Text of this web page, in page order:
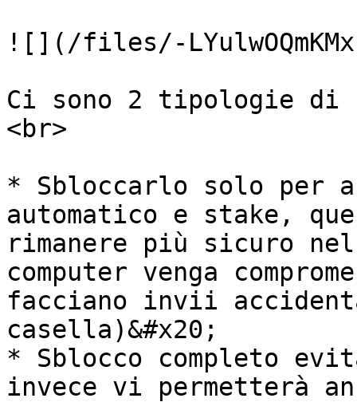
![](/files/-
Ci sono 2 tipologie di
<br>
* Sbloccarlo solo per
automatico e stake,
rimanere più sicuro
computer venga
facciano invii
casella)&#x20;
* Sblocco completo
invece vi permetterà